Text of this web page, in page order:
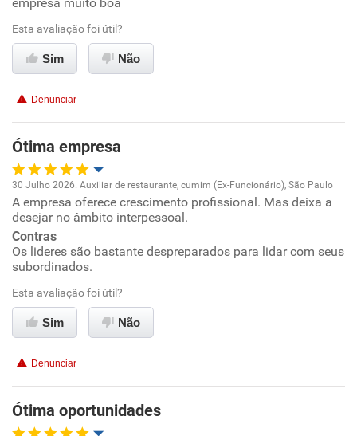
Ambiente de trabalho
Conciliação com a vida familiar
Recomenda esta empresa
Recomenda a diretoria
Esta avaliação foi útil?
Sim Não
Denunciar
Ótima empresa
Oportunidade de promoção
Ambiente de trabalho
Benefícios
Recomenda esta empresa
Não recomenda a diretoria
30 Julho 2026. Auxiliar de restaurante, cumim (Ex-Funcionário), São Paulo
A empresa oferece crescimento profissional. Mas deixa a
desejar no âmbito interpessoal.
Contras
Os lideres são bastante despreparados para lidar com seus
subordinados.
Esta avaliação foi útil?
Sim Não
Denunciar
Ótima oportunidades